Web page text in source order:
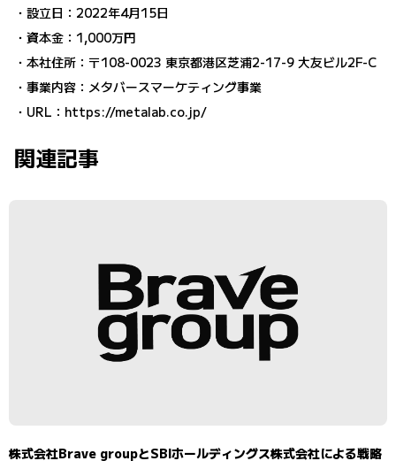
・設立日：2022年4月15日
・資本金：1,000万円
・本社住所：〒108-0023 東京都港区芝浦2-17-9 大友ビル2F-C
・事業内容：メタバースマーケティング事業
・URL： https://metalab.co.jp/
関連記事
株式会社Brave groupとSBIホールディングス株式会社による戦略